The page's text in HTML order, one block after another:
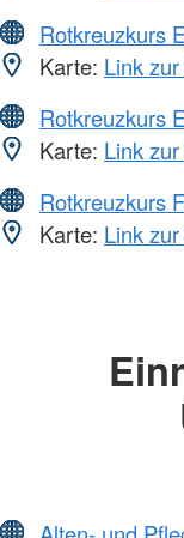
Rotkreuzkurs
Karte: Link
Rotkreuzkurs
Karte: Link
Rotkreuzkurs
Karte: Link